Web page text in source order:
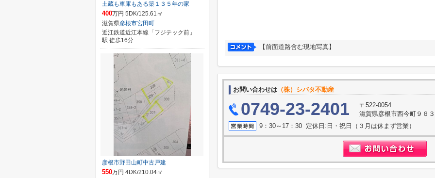
【前面道路含む現地写真】
お問い合わせは （株）シバタ不動産
0749-23-2401
〒522-0054
滋賀県彦根市西今町９６
9：30～17：30 定休日:日・祝日（３月は休まず営業）
土蔵も車庫もある築１３５年の家
400万円 5DK/125.61㎡
滋賀県彦根市宮田町
近江鉄道近江本線「フジテック前」
駅 徒歩16分
彦根市野田山町中古戸建
550万円 4DK/210.04㎡